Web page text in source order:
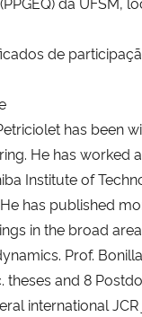
de
has been
He has worked
Institute of
has published
in the broad
Prof.
theses and 8
international